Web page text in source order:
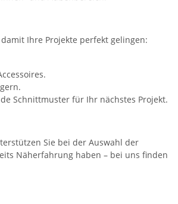
Ihre Projekte perfekt gelingen:
Schnittmuster für Ihr nächstes Projekt.
Sie bei der Auswahl der
Näherfahrung haben – bei uns finden